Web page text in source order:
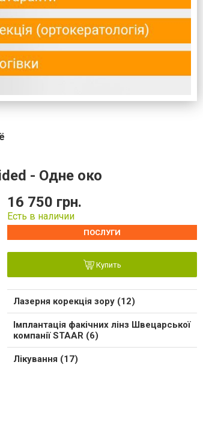
- Одне око
16 750 грн.
Есть в наличии
ПОСЛУГИ
Купить
Лазерня корекція зору (12)
Імплантація факічних лінз Швецарської
компанії STAAR (6)
Лікування (17)